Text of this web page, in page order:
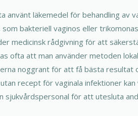
använt läkemedel för behandling av
bakteriell vaginos eller
medicinsk rådgivning för att
ofta att man använder metoden
noggrant för att få bästa resultat
recept för vaginala infektioner
sjukvårdspersonal för att utesluta